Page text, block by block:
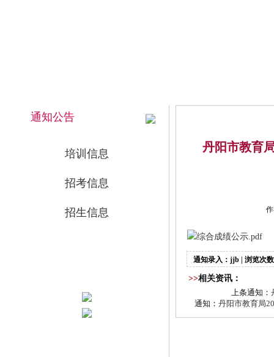
通知公告
培训信息
招考信息
招生信息
丹阳市教育
综合成绩公示.pdf
通知录入：jjb | 浏览次数
>>相关资讯：
上条通知：
通知： 丹阳市教育局